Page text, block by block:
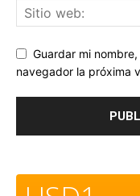
Guardar mi
navegador la próxima